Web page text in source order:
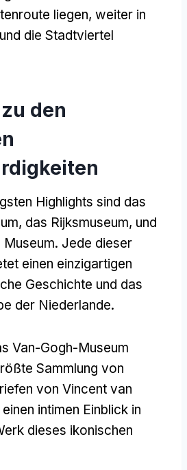
liegen, weiter in
die Stadtviertel
den
Highlights sind das
das Rijksmuseum, und
Jede dieser
einen einzigartigen
Geschichte und das
der Niederlande.
Van-Gogh-Museum
Sammlung von
von Vincent van
intimen Einblick in
dieses ikonischen